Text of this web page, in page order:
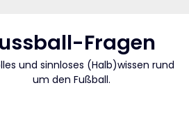
Fragen
und sinnloses (Halb)wissen rund
um den Fußball.